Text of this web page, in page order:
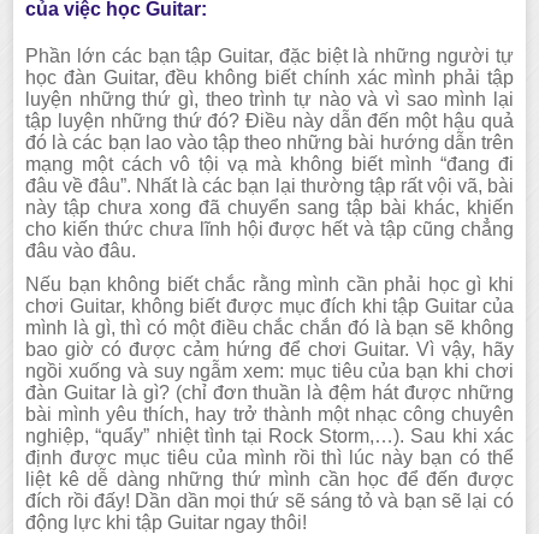
của việc học Guitar:
Phần lớn các bạn tập Guitar, đặc biệt là những người tự
học đàn Guitar, đều không biết chính xác mình phải tập
luyện những thứ gì, theo trình tự nào và vì sao mình lại
tập luyện những thứ đó? Điều này dẫn đến một hậu quả
đó là các bạn lao vào tập theo những bài hướng dẫn trên
mạng một cách vô tội vạ mà không biết mình “đang đi
đâu về đâu”. Nhất là các bạn lại thường tập rất vội vã, bài
này tập chưa xong đã chuyển sang tập bài khác, khiến
cho kiến thức chưa lĩnh hội được hết và tập cũng chẳng
đâu vào đâu.
Nếu bạn không biết chắc rằng mình cần phải học gì khi
chơi Guitar, không biết được mục đích khi tập Guitar của
mình là gì, thì có một điều chắc chắn đó là bạn sẽ không
bao giờ có được cảm hứng để chơi Guitar. Vì vậy, hãy
ngồi xuống và suy ngẫm xem: mục tiêu của bạn khi chơi
đàn Guitar là gì? (chỉ đơn thuần là đệm hát được những
bài mình yêu thích, hay trở thành một nhạc công chuyên
nghiệp, “quẩy” nhiệt tình tại Rock Storm,…). Sau khi xác
định được mục tiêu của mình rồi thì lúc này bạn có thể
liệt kê dễ dàng những thứ mình cần học để đến được
đích rồi đấy! Dần dần mọi thứ sẽ sáng tỏ và bạn sẽ lại có
động lực khi tập Guitar ngay thôi!